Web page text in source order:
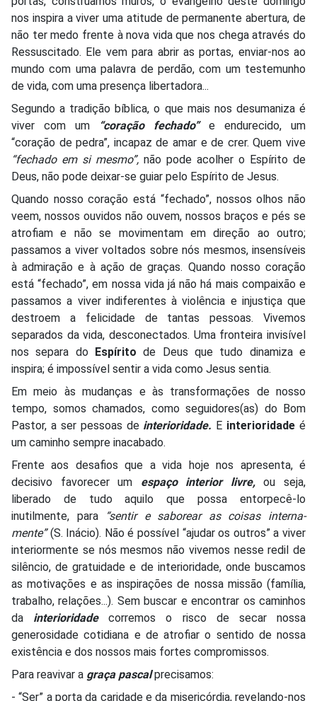
nos inspira a viver uma atitude de permanente abertura, de
não ter medo frente à nova vida que nos chega através do
Ressuscitado. Ele vem para abrir as portas, enviar-nos ao
mundo com uma palavra de perdão, com um testemunho
de vida, com uma presença libertadora...
Segundo a tradição bíblica, o que mais nos desumaniza é
viver com um
“coração fechado”e endurecido, um
“coração de pedra”, incapaz de amar e de crer. Quem vive
“fechado em si mesmo”, não pode acolher o Espírito de
Deus, não pode deixar-se guiar pelo Espírito de Jesus.
Quando nosso coração está “fechado”, nossos olhos não
veem, nossos ouvidos não ouvem, nossos braços e pés se
atrofiam e não se movimentam em direção ao outro;
passamos a viver voltados sobre nós mesmos, insensíveis
à admiração e à ação de graças. Quando nosso coração
está “fechado”, em nossa vida já não há mais compaixão e
passamos a viver indiferentes à violência e injustiça que
destroem a felicidade de tantas pessoas. Vivemos
separados da vida, desconectados. Uma fronteira invisível
nos separa do Espírito de Deus que tudo dinamiza e
inspira; é impossível sentir a vida como Jesus sentia.
Em meio às mudanças e às transformações de nosso
tempo, somos chamados, como seguidores(as) do Bom
Pastor, a ser pessoas de interioridade. E interioridade é
um caminho sempre inacabado.
Frente aos desafios que a vida hoje nos apresenta, é
decisivo favorecer um espaço interior livre,ou seja,
liberado de tudo aquilo que possa entorpecê-lo
inutilmente, para
“sentir e saborear as coisas interna-
mente”(S. Inácio). Não é possível “ajudar os outros” a viver
interiormente se nós mesmos não vivemos nesse redil de
silêncio, de gratuidade e de interioridade, onde buscamos
as motivações e as inspirações de nossa missão (família,
trabalho, relações...). Sem buscar e encontrar os caminhos
da interioridadecorremos o risco de secar nossa
generosidade cotidiana e de atrofiar o sentido de nossa
existência e dos nossos mais fortes compromissos.
Para reavivar a graça pascalprecisamos:
- “Ser” a porta da caridade e da misericórdia, revelando-nos